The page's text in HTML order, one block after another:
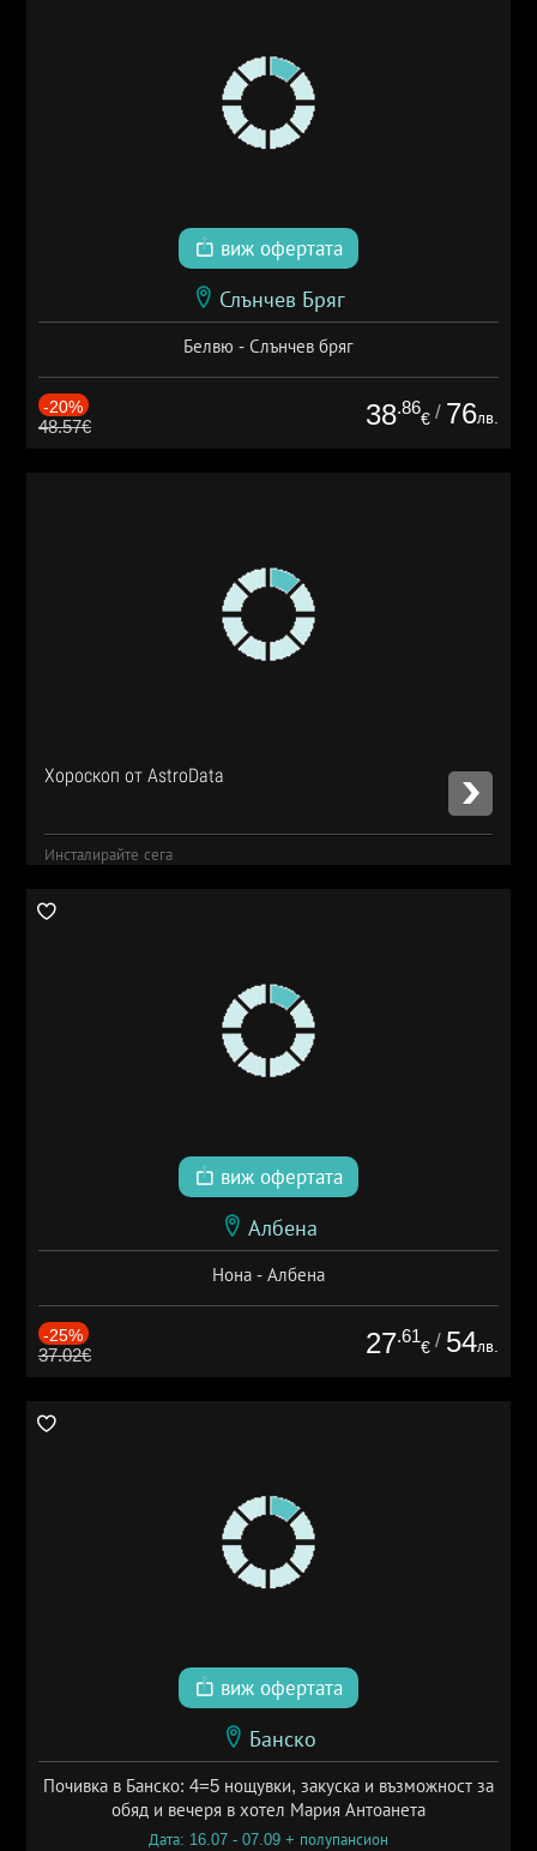
виж офертата
Слънчев Бряг
Белвю - Слънчев бряг
-20%
48.57€ 38.86
€ / 76лв.
Хороскоп от AstroData
Инсталирайте сега
виж офертата
Албена
Нона - Албена
-25%
37.02€ 27.61
€ / 54лв.
виж офертата
Банско
Почивка в Банско: 4=5 нощувки, закуска и възможност за
обяд и вечеря в хотел Мария Антоанета
Дата: 16.07 - 07.09 + полупансион